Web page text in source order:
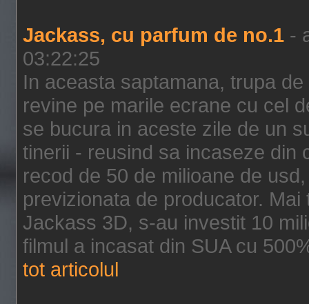
Jackass, cu parfum de no.1 -
03:22:25
In aceasta saptamana, trupa
revine pe marile ecrane cu cel
se bucura in aceste zile de un
tinerii - reusind sa incaseze din
recod de 50 de milioane de
previzionata de producator.
Jackass 3D, s-au investit 10
filmul a incasat din SUA cu
tot articolul